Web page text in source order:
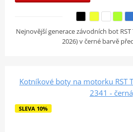
Nejnovější generace závodních bot
2026) v černé barvě
Kotníkové boty na motorku RST
2341 - černá
SLEVA 10%